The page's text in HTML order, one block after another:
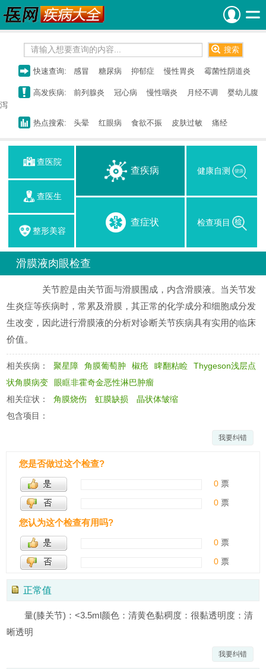
快速查询: 感冒 糖尿病 抑郁症 慢性胃炎 霉菌性阴道炎
高发疾病: 前列腺炎 冠心病 慢性咽炎 月经不调
婴幼儿腹
泻
热点搜索: 头晕 红眼病 食欲不振 皮肤过敏 痛经
查医院
查医生
整形美容
查疾病
查症状
健康自测
检查项目
滑膜液肉眼检查
关节腔是由关节面与滑膜围成，内含滑膜液。当关节发
生炎症等疾病时，常累及滑膜，其正常的化学成分和细胞成分发
生改变，因此进行滑膜液的分析对诊断关节疾病具有实用的临床
价值。
相关疾病： 聚星障 角膜葡萄肿 椒疮 睥翻粘睑
Thygeson浅层点
状角膜病变
眼眶非霍奇金恶性淋巴肿瘤
相关症状：
角膜烧伤 虹膜缺损
晶状体皱缩
包含项目：
我要纠错
您是否做过这个检查?
0 票
0 票
您认为这个检查有用吗?
0 票
0 票
正常值
量(膝关节)：<3.5ml颜色：清黄色黏稠度：很黏透明度：清
晰透明
我要纠错